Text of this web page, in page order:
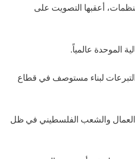
أعقبها التصويت على
لبناء مستوصف في قطاع
العمال والشعب الفلسطيني في ظل